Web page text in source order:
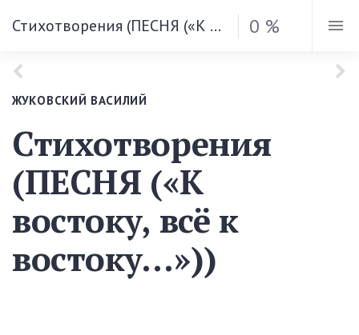
Стихотворения (ПЕСНЯ («К востоку, всё к востоку…»)) 0 %
ЖУКОВСКИЙ ВАСИЛИЙ
Стихотворения
(ПЕСНЯ («К
востоку, всё к
востоку…»))